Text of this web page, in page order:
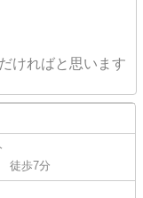
ければと思います
徒歩7分